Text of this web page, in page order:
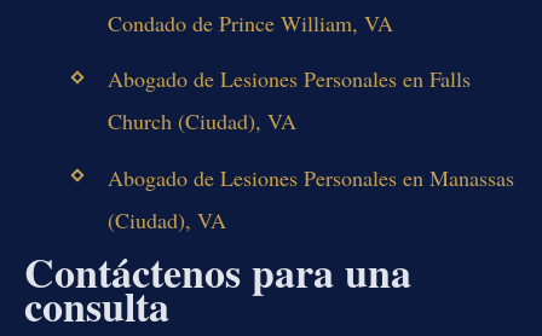
Condado de Prince William, VA
Abogado de Lesiones Personales en Falls
Church (Ciudad), VA
Abogado de Lesiones Personales en Manassas
(Ciudad), VA
Contáctenos para una
consulta